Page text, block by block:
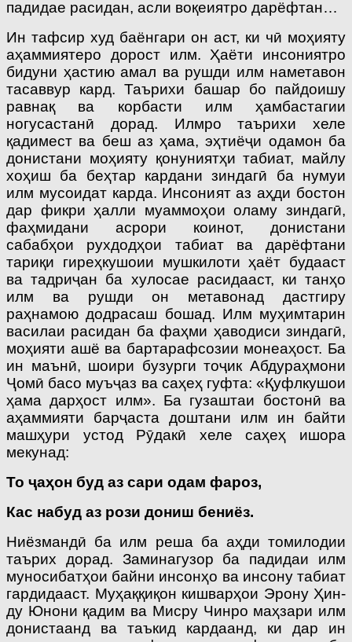
падидае расидан, асли воқеиятро дарёфтан…
Ин тафсир худ баёнгари он аст, ки чӣ моҳияту
аҳаммиятеро дорост илм. Ҳаёти инсониятро
бидуни ҳастию амал ва рушди илм наметавон
тасаввур кард. Таърихи башар бо пайдоишу
равнақ ва корбасти илм ҳамбастагии
ногусастанӣ дорад. Илмро таърихи хеле
қадимест ва беш аз ҳама, эҳтиёҷи одамон ба
донистани моҳияту қонуниятҳи табиат, майлу
хоҳиш ба беҳтар кардани зиндагӣ ба нумуи
илм мусоидат карда. Инсоният аз аҳди бостон
дар фикри ҳалли муаммоҳои оламу зиндагӣ,
фаҳмидани асрори коинот, донистани
сабабҳои рухдодҳои табиат ва дарёфтани
тариқи гиреҳкушоии мушкилоти ҳаёт будааст
ва тадриҷан ба хулосае расидааст, ки танҳо
илм ва рушди он метавонад дастгиру
раҳнамою додрасаш бошад. Илм муҳимтарин
василаи расидан ба фаҳми ҳаводиси зиндагӣ,
моҳияти ашё ва бартарафсозии монеаҳост. Ба
ин маънӣ, шоири бузурги тоҷик Абдураҳмони
Ҷомӣ басо муъҷаз ва саҳеҳ гуфта: «Қуфлкушои
ҳама дарҳост илм». Ба гузаштаи бостонӣ ва
аҳаммияти барҷаста доштани илм ин байти
машҳури устод Рӯдакӣ хеле саҳеҳ ишора
мекунад:
То ҷаҳон буд аз сари одам фароз,
Кас набуд аз рози дониш бениёз.
Ниёзмандӣ ба илм реша ба аҳди томилодии
таърих дорад. Заминагузор ба падидаи илм
муносибатҳои байни инсонҳо ва инсону табиат
гардидааст. Муҳаққиқон кишварҳои Эрону Ҳин­
ду Юнони қадим ва Мисру Чинро маҳзари илм
донистаанд ва таъкид кардаанд, ки дар ин